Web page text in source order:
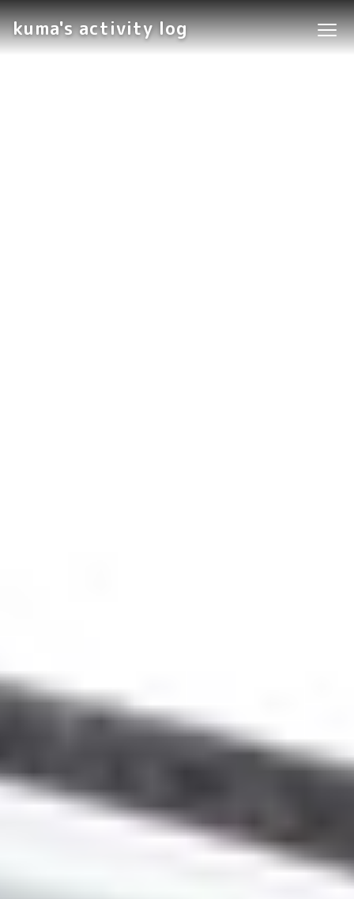
kuma's activity log